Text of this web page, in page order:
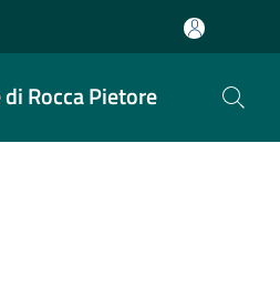
Rocca Pietore